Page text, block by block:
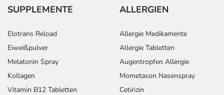
SUPPLEMENTE
Elotrans Reload
Eiweißpulver
Melatonin Spray
Kollagen
Vitamin B12 Tabletten
ALLERGIEN
Allergie Medikamente
Allergie Tabletten
Augentropfen Allergie
Mometason Nasenspray
Cetirizin